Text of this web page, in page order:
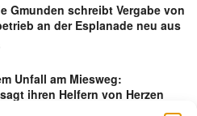
Gmunden schreibt Vergabe von
an der Esplanade neu aus
Unfall am Miesweg:
ihren Helfern von Herzen